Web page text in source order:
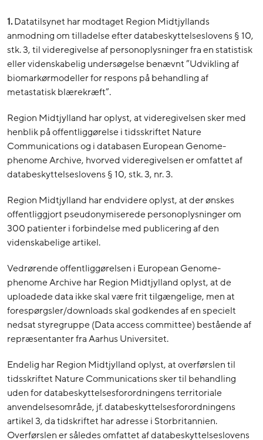
1.Datatilsynet har modtaget Region Midtjyllands
anmodning om tilladelse efter databeskyttelseslovens § 10,
stk. 3, til videregivelse af personoplysninger fra en statistisk
eller videnskabelig undersøgelse benævnt ”Udvikling af
biomarkørmodeller for respons på behandling af
metastatisk blærekræft”.
Region Midtjylland har oplyst, at videregivelsen sker med
henblik på offentliggørelse i tidsskriftet Nature
Communications og i databasen European Genome-
phenome Archive, hvorved videregivelsen er omfattet af
databeskyttelseslovens § 10, stk. 3, nr. 3.
Region Midtjylland har endvidere oplyst, at der ønskes
offentliggjort pseudonymiserede personoplysninger om
300 patienter i forbindelse med publicering af den
videnskabelige artikel.
Vedrørende offentliggørelsen i European Genome-
phenome Archive har Region Midtjylland oplyst, at de
uploadede data ikke skal være frit tilgængelige, men at
forespørgsler/downloads skal godkendes af en specielt
nedsat styregruppe (Data access committee) bestående af
repræsentanter fra Aarhus Universitet.
Endelig har Region Midtjylland oplyst, at overførslen til
tidsskriftet Nature Communications sker til behandling
uden for databeskyttelsesforordningens territoriale
anvendelsesområde, jf. databeskyttelsesforordningens
artikel 3, da tidskriftet har adresse i Storbritannien.
Overførslen er således omfattet af databeskyttelseslovens